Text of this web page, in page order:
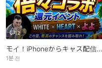
12
モイ！iPhoneからキャス配信中 -
1분 전